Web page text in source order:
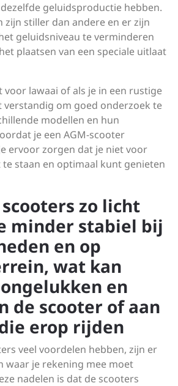
geluidsproductie hebben.
zijn stiller dan andere en er zijn
geluidsniveau te verminderen
plaatsen van een speciale uitlaat
voor lawaai of als je in een rustige
om goed onderzoek te
modellen en hun
je een AGM-scooter
ervoor zorgen dat je niet voor
staan en optimaal kunt genieten
zo licht
minder stabiel bij
en op
wat kan
en
de scooter of aan
erop rijden
veel voordelen hebben, zijn er
waar je rekening mee moet
nadelen is dat de scooters